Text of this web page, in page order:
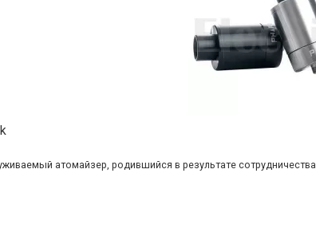
атомайзер, родившийся в результате сотрудничества..